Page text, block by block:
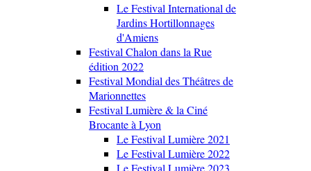
Le Festival International de
Jardins Hortillonnages
d'Amiens
Festival Chalon dans la Rue
édition 2022
Festival Mondial des Théâtres de
Marionnettes
Festival Lumière & la Ciné
Brocante à Lyon
Le Festival Lumière 2021
Le Festival Lumière 2022